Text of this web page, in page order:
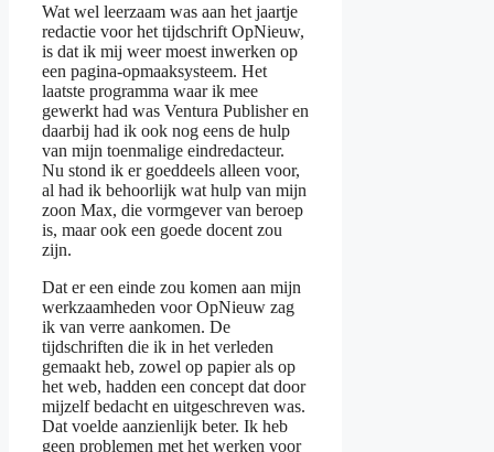
Wat wel leerzaam was aan het jaartje
redactie voor het tijdschrift OpNieuw,
is dat ik mij weer moest inwerken op
een pagina-opmaaksysteem. Het
laatste programma waar ik mee
gewerkt had was Ventura Publisher en
daarbij had ik ook nog eens de hulp
van mijn toenmalige eindredacteur.
Nu stond ik er goeddeels alleen voor,
al had ik behoorlijk wat hulp van mijn
zoon Max, die vormgever van beroep
is, maar ook een goede docent zou
zijn.
Dat er een einde zou komen aan mijn
werkzaamheden voor OpNieuw zag
ik van verre aankomen. De
tijdschriften die ik in het verleden
gemaakt heb, zowel op papier als op
het web, hadden een concept dat door
mijzelf bedacht en uitgeschreven was.
Dat voelde aanzienlijk beter. Ik heb
geen problemen met het werken voor